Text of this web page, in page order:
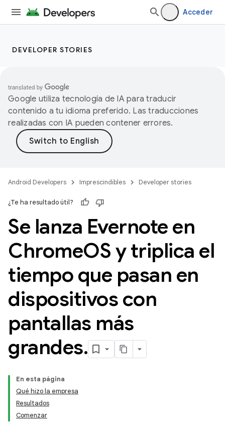
Acceder
DEVELOPER STORIES
Google utiliza tecnología de IA para traducir
contenido a tu idioma preferido. Las traducciones
realizadas con IA pueden contener errores.
Android Developers Imprescindibles Developer stories
¿Te ha resultado útil?
Se lanza Evernote en
ChromeOS y triplica el
tiempo que pasan en
dispositivos con
pantallas más
grandes.
En esta página
Qué hizo la empresa
Resultados
Comenzar